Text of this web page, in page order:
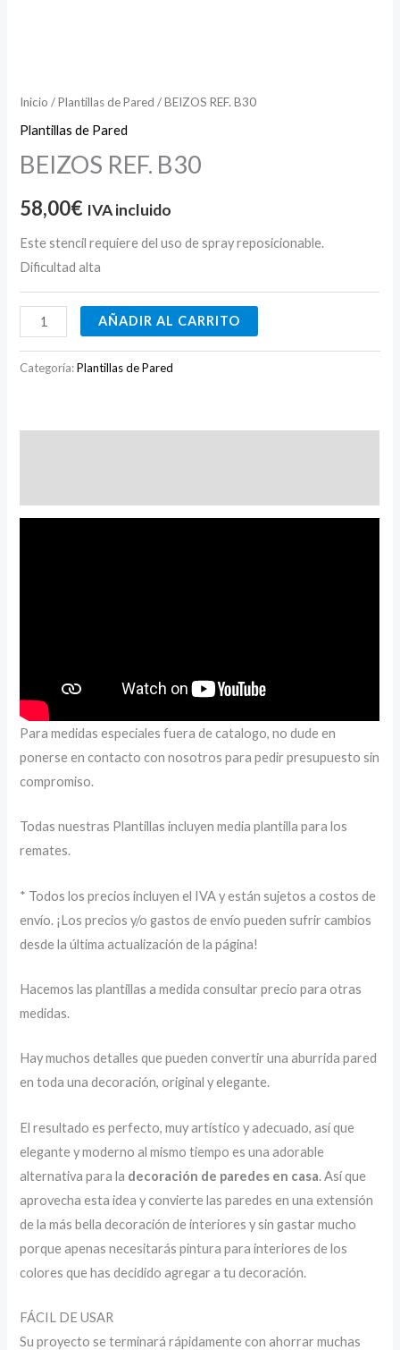
Inicio /Plantillas de Pared / BEIZOS REF. B30
Plantillas de Pared
BEIZOS REF. B30
58,00€ IVA incluido
Este stencil requiere del uso de spray reposicionable.
Dificultad alta
AÑADIR AL CARRITO
Categoría:Plantillas de Pared
Para medidas especiales fuera de catalogo, no dude en
ponerse en contacto con nosotros para pedir presupuesto sin
compromiso.
Todas nuestras Plantillas incluyen media plantilla para los
remates.
* Todos los precios incluyen el IVA y están sujetos a costos de
envío. ¡Los precios y/o gastos de envío pueden sufrir cambios
desde la última actualización de la página!
Hacemos las plantillas a medida consultar precio para otras
medidas.
Hay muchos detalles que pueden convertir una aburrida pared
en toda una decoración, original y elegante.
El resultado es perfecto, muy artístico y adecuado, así que
elegante y moderno al mismo tiempo es una adorable
alternativa para la decoración de paredes en casa. Así que
aprovecha esta idea y convierte las paredes en una extensión
de la más bella decoración de interiores y sin gastar mucho
porque apenas necesitarás pintura para interiores de los
colores que has decidido agregar a tu decoración.
FÁCIL DE USAR
Su proyecto se terminará rápidamente con ahorrar muchas